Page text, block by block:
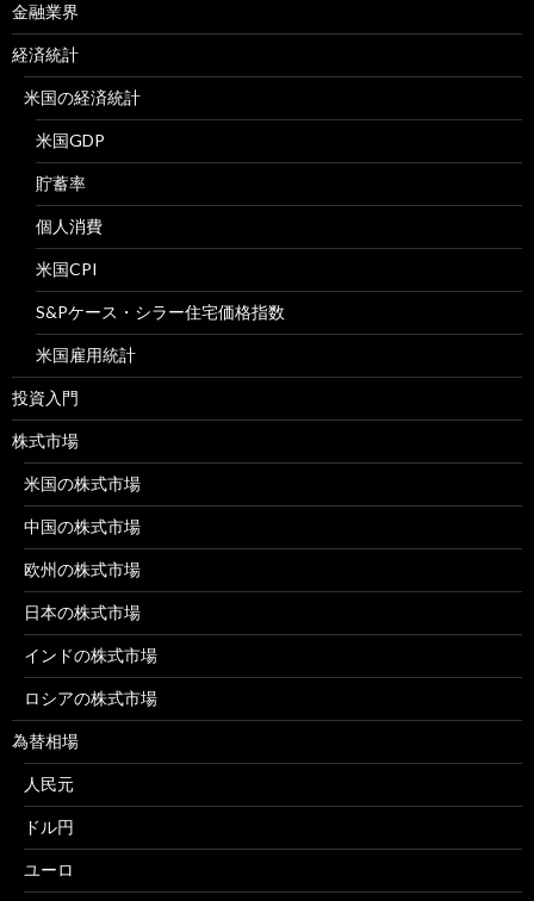
金融業界
経済統計
米国の経済統計
米国GDP
貯蓄率
個人消費
米国CPI
S&Pケース・シラー住宅価格指数
米国雇用統計
投資入門
株式市場
米国の株式市場
中国の株式市場
欧州の株式市場
日本の株式市場
インドの株式市場
ロシアの株式市場
為替相場
人民元
ドル円
ユーロ